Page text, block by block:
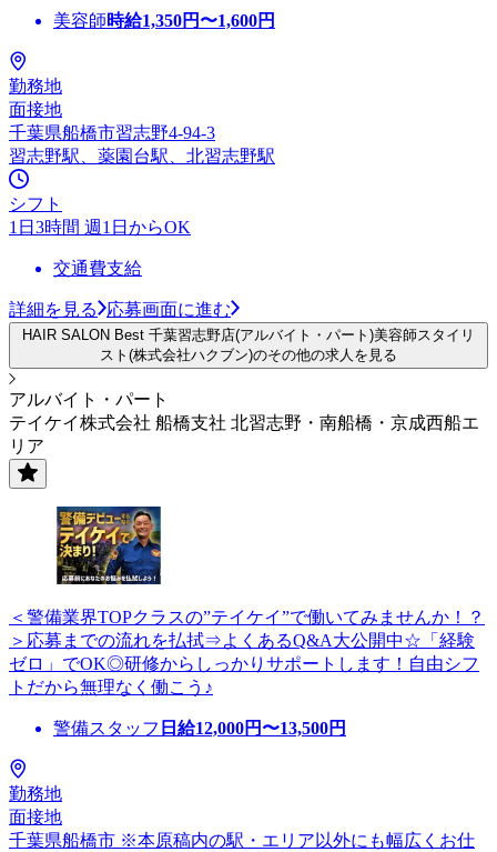
美容師時給1,350円〜1,600円
勤務地
面接地
千葉県船橋市習志野4-94-3
習志野駅、薬園台駅、北習志野駅
シフト
1日3時間 週1日からOK
交通費支給
詳細を見る 応募画面に進む
HAIR SALON Best 千葉習志野店(アルバイト・パート)美容師スタイリ
スト(株式会社ハクブン)のその他の求人を見る
アルバイト・パート
テイケイ株式会社 船橋支社 北習志野・南船橋・京成西船エ
リア
＜警備業界TOPクラスの”テイケイ”で働いてみませんか！？
＞応募までの流れを払拭⇒よくあるQ&A大公開中☆「経験
ゼロ」でOK◎研修からしっかりサポートします！自由シフ
トだから無理なく働こう♪
警備スタッフ 日給12,000円〜13,500円
勤務地
面接地
千葉県船橋市 ※本原稿内の駅・エリア以外にも幅広くお仕